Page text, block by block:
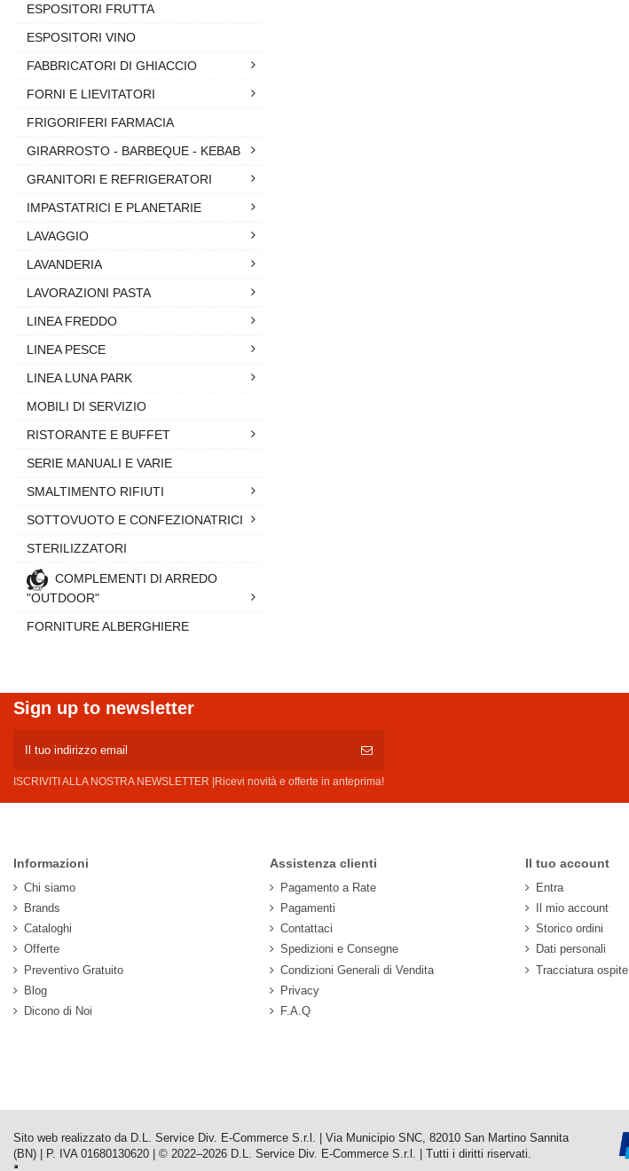
ESPOSITORI FRUTTA
ESPOSITORI VINO
FABBRICATORI DI GHIACCIO
FORNI E LIEVITATORI
FRIGORIFERI FARMACIA
GIRARROSTO - BARBEQUE - KEBAB
GRANITORI E REFRIGERATORI
IMPASTATRICI E PLANETARIE
LAVAGGIO
LAVANDERIA
LAVORAZIONI PASTA
LINEA FREDDO
LINEA PESCE
LINEA LUNA PARK
MOBILI DI SERVIZIO
RISTORANTE E BUFFET
SERIE MANUALI E VARIE
SMALTIMENTO RIFIUTI
SOTTOVUOTO E CONFEZIONATRICI
STERILIZZATORI
COMPLEMENTI DI ARREDO
"OUTDOOR"
FORNITURE ALBERGHIERE
Sign up to newsletter
ISCRIVITI ALLA NOSTRA NEWSLETTER |Ricevi novità e offerte in anteprima!
Informazioni
Chi siamo
Brands
Cataloghi
Offerte
Preventivo Gratuito
Blog
Dicono di Noi
Assistenza clienti
Pagamento a Rate
Pagamenti
Contattaci
Spedizioni e Consegne
Condizioni Generali di Vendita
Privacy
F.A.Q
Il tuo account
Entra
Il mio account
Storico ordini
Dati personali
Tracciatura ospite
Sito web realizzato da D.L. Service Div. E-Commerce S.r.l. | Via Municipio SNC, 82010 San Martino Sannita
(BN) | P. IVA 01680130620 | © 2022–2026 D.L. Service Div. E-Commerce S.r.l. | Tutti i diritti riservati.